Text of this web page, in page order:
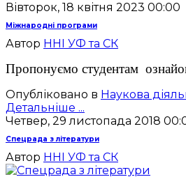
Вівторок, 18 квітня 2023 00:00
Міжнародні програми
Автор ННІ УФ та СК
Пропонуємо студентам
Опубліковано в Наукова
Детальніше ...
Четвер, 29 листопада 2018
Спецрада з літератури
Автор ННІ УФ та СК